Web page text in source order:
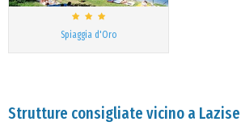
Spiaggia d'Oro
Strutture consigliate vicino a Lazise